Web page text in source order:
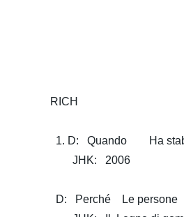
RICH
1. D: Quando Ha
JHK: 2006
D: Perché Le persone